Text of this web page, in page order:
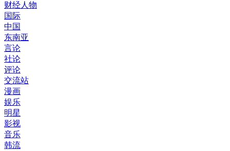
财经人物
国际
中国
东南亚
言论
社论
评论
交流站
漫画
娱乐
明星
影视
音乐
韩流